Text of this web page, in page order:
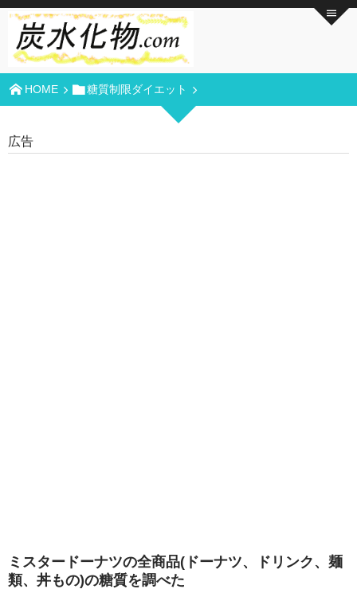
HOME 糖質制限ダイエット
広告
ミスタードーナツの全商品(ドーナツ、ドリンク、麺
類、丼もの)の糖質を調べた